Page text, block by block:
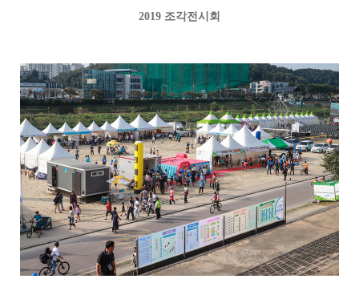
2019 조각전시회